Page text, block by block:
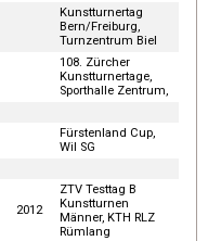
Kunstturnertag
Bern/Freiburg,
Turnzentrum Biel
108. Zürcher
Kunstturnertage,
Sporthalle Zentrum,
Fürstenland Cup,
Wil SG
2012
ZTV Testtag B
Kunstturnen
Männer, KTH RLZ
Rümlang